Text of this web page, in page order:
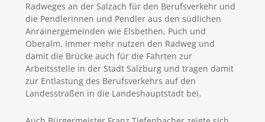
Radweges an der Salzach für den Berufsverkehr und
die Pendlerinnen und Pendler aus den südlichen
Anrainergemeinden wie Elsbethen, Puch und
Oberalm. Immer mehr nutzen den Radweg und
damit die Brücke auch für die Fahrten zur
Arbeitsstelle in der Stadt Salzburg und tragen damit
zur Entlastung des Berufsverkehrs auf den
Landesstraßen in die Landeshauptstadt bei.